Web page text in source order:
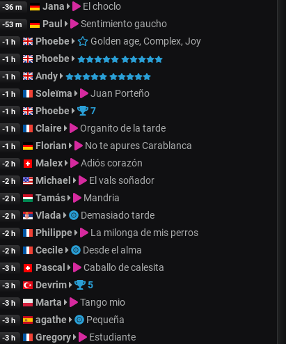
-36 m Jana El choclo
-53 m Paul Sentimiento gaucho
-1 h Phoebe Golden age, Complex, Joy
-1 h Phoebe
-1 h Andy
-1 h Soleïma Juan Porteño
-1 h Phoebe 7
-1 h Claire Organito de la tarde
-1 h Florian No te apures Carablanca
-2 h Malex Adiós corazón
-2 h Michael El vals soñador
-2 h Tamás Mandria
-2 h Vlada Demasiado tarde
-2 h Philippe La milonga de mis perros
-2 h Cecile Desde el alma
-3 h Pascal Caballo de calesita
-3 h Devrim 5
-3 h Marta Tango mio
-3 h agathe Pequeña
-3 h Gregory Estudiante